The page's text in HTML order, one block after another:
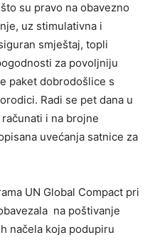
su pravo na obavezno
uz stimulativna i
smještaj, topli
za povoljniju
paket dobrodošlice s
Radi se pet dana u
i na brojne
uvećanja satnice za
UN Global Compact pri
na poštivanje
načela koja podupiru